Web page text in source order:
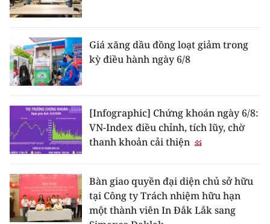
Giá xăng dầu đồng loạt giảm trong
kỳ điều hành ngày 6/8
[Infographic] Chứng khoán ngày 6/8:
VN-Index điều chỉnh, tích lũy, chờ
thanh khoản cải thiện
Bàn giao quyền đại diện chủ sở hữu
tại Công ty Trách nhiệm hữu hạn
một thành viên In Đắk Lắk sang